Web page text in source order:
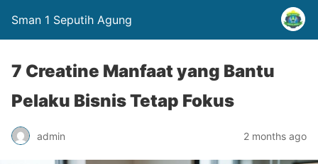
Sman 1 Seputih Agung
7 Creatine Manfaat yang Bantu
Pelaku Bisnis Tetap Fokus
admin 2 months ago